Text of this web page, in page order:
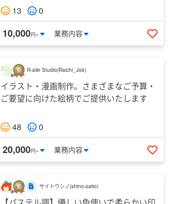
13
0
10,000円~ 業務内容 いいね
R-aile Studio(Raichi_Job)
イラスト・漫画制作。さまざまなご予算・
ご要望に向けた絵柄でご提供いたします
48 0
20,000円~ 業務内容 いいね
サイトウシノ(shino-saito)